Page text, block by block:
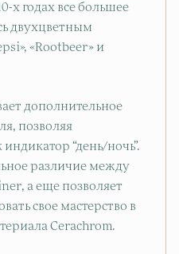
х годах все большее
двухцветным
«Rootbeer» и
дополнительное
позволяя
индикатор “день/ночь”.
различие между
а еще позволяет
свое мастерство в
Cerachrom.